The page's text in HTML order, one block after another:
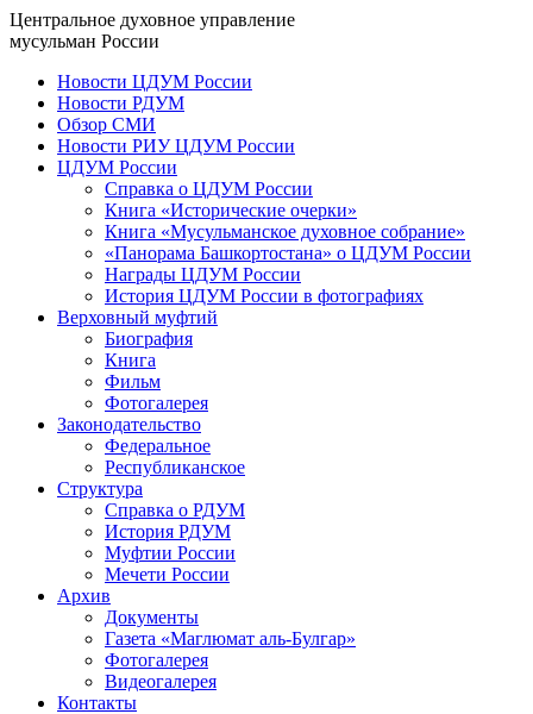
Центральное духовное управление
мусульман России
Новости ЦДУМ России
Новости РДУМ
Обзор СМИ
Новости РИУ ЦДУМ России
ЦДУМ России
Справка о ЦДУМ России
Книга «Исторические очерки»
Книга «Мусульманское духовное собрание»
«Панорама Башкортостана» о ЦДУМ России
Награды ЦДУМ России
История ЦДУМ России в фотографиях
Верховный муфтий
Биография
Книга
Фильм
Фотогалерея
Законодательство
Федеральное
Республиканское
Структура
Справка о РДУМ
История РДУМ
Муфтии России
Мечети России
Архив
Документы
Газета «Маглюмат аль-Булгар»
Фотогалерея
Видеогалерея
Контакты